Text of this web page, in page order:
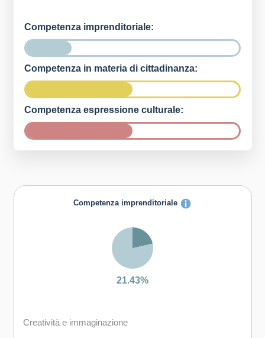
Competenza imprenditoriale:
Competenza in materia di cittadinanza:
Competenza espressione culturale:
Competenza imprenditoriale
21.43%
Creatività e immaginazione